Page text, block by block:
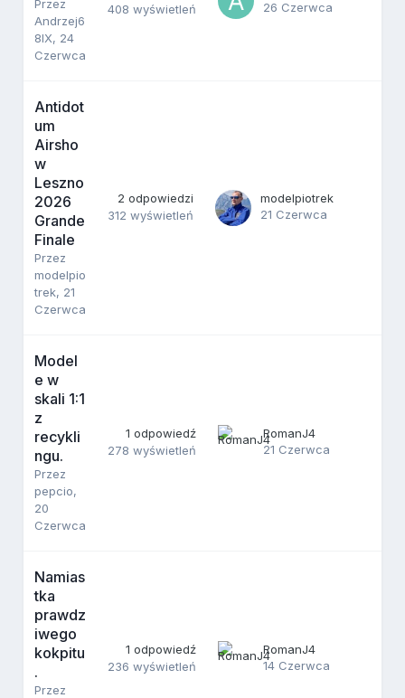
Przez
Andrzej6
8IX, 24
Czerwca
408 wyświetleń
26 Czerwca
Antidot
um
Airsho
w
Leszno
2026
Grande
Finale
Przez
modelpio
trek, 21
Czerwca
2 odpowiedzi
312 wyświetleń
modelpiotrek
21 Czerwca
Model
e w
skali 1:1
z
recykli
ngu.
Przez
pepcio,
20
Czerwca
1 odpowiedź
278 wyświetleń
RomanJ4
21 Czerwca
Namias
tka
prawdz
iwego
kokpitu
.
Przez
1 odpowiedź
236 wyświetleń
RomanJ4
14 Czerwca